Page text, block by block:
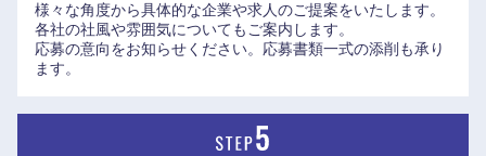
様々な角度から具体的な企業や求人のご提案をいたします。
各社の社風や雰囲気についてもご案内します。
応募の意向をお知らせください。応募書類一式の添削も承り
ます。